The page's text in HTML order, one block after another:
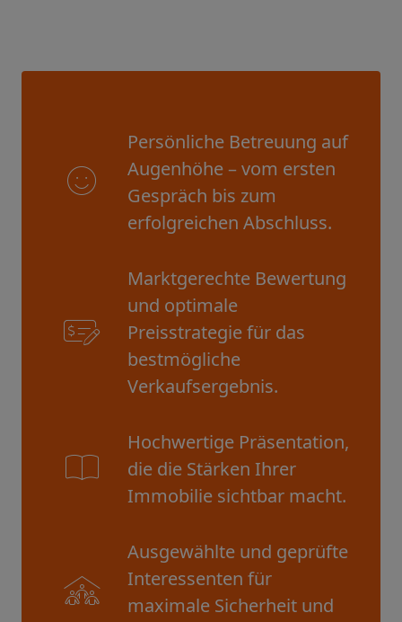
Persönliche Betreuung auf
Augenhöhe – vom ersten
Gespräch bis zum
erfolgreichen Abschluss.
Marktgerechte Bewertung
und optimale
Preisstrategie für das
bestmögliche
Verkaufsergebnis.
Hochwertige Präsentation,
die die Stärken Ihrer
Immobilie sichtbar macht.
Ausgewählte und geprüfte
Interessenten für
maximale Sicherheit und